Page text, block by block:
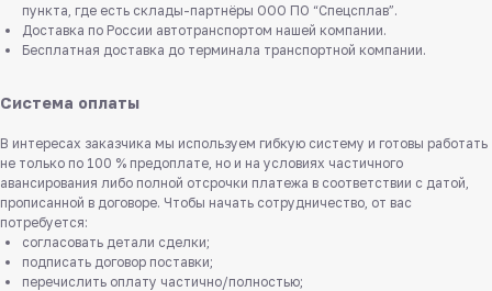
пункта, где есть склады-партнёры ООО ПО “Спецсплав”.
Доставка по России автотранспортом нашей компании.
Бесплатная доставка до терминала транспортной компании.
Система оплаты
В интересах заказчика мы используем гибкую систему и готовы работать
не только по 100 % предоплате, но и на условиях частичного
авансирования либо полной отсрочки платежа в соответствии с датой,
прописанной в договоре. Чтобы начать сотрудничество, от вас
потребуется:
согласовать детали сделки;
подписать договор поставки;
перечислить оплату частично/полностью;